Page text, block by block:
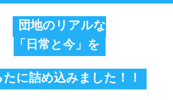
団地のリアルな
「日常と今」を
に詰め込みました！！